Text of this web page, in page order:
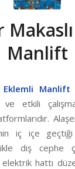
Manlift
Eklemli Manlift
etkili
iç içe
dış cephe
elektrik hattı